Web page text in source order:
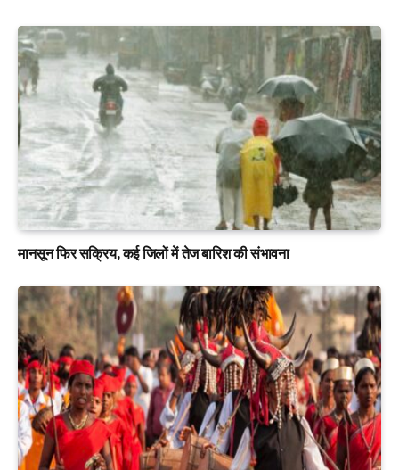
मानसून फिर सक्रिय, कई जिलों में तेज बारिश की संभावना